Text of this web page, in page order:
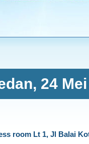
24
room Lt 1, Jl Balai